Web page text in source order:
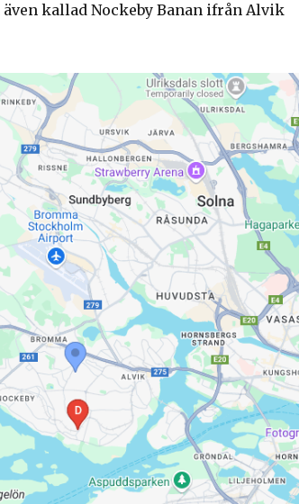
även kallad Nockeby Banan ifrån Alvik